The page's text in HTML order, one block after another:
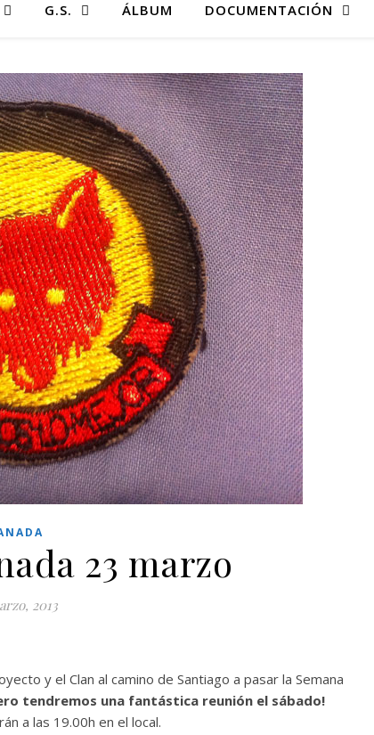
G.S. ÁLBUM DOCUMENTACIÓN
23 marzo
2013
y el Clan al camino de Santiago a pasar la Semana
tendremos una fantástica reunión el sábado!
a las 19.00h en el local.